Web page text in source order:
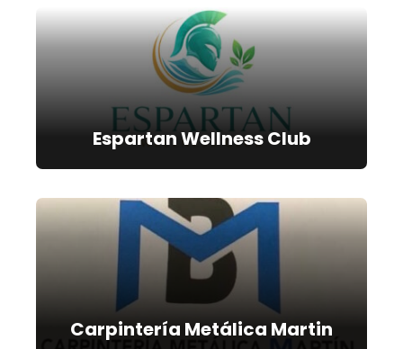
Espartan Wellness Club
Carpintería Metálica Martin